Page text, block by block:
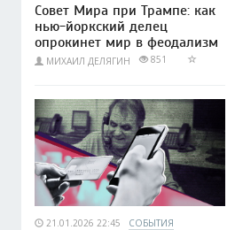
Совет Мира при Трампе: как
нью-йоркский делец
опрокинет мир в феодализм
МИХАИЛ ДЕЛЯГИН 851
21.01.2026 22:45 СОБЫТИЯ